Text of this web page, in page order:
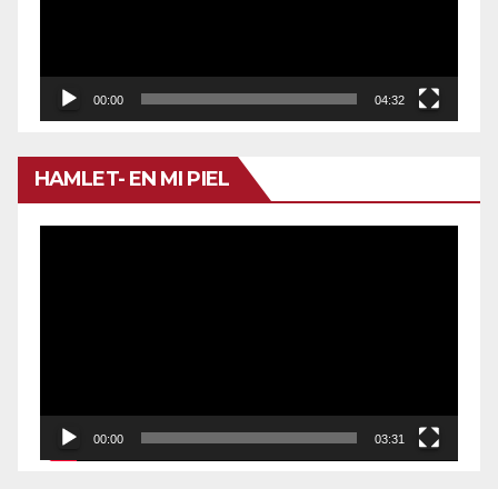
00:00 04:32
HAMLET- EN MI PIEL
00:00 03:31